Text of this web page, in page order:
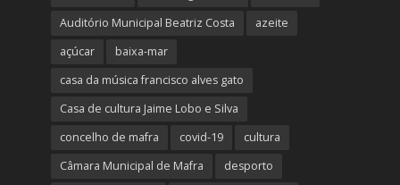
Auditório Municipal Beatriz Costa
azeite
açúcar
baixa-mar
casa da música francisco alves gato
Casa de cultura Jaime Lobo e Silva
concelho de mafra
covid-19
cultura
Câmara Municipal de Mafra
desporto